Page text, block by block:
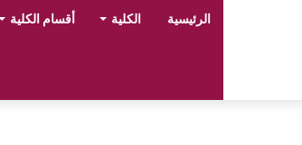
الرئيسية الكلية أقسام الكلية